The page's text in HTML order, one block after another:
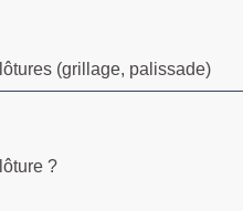
(grillage, palissade)
?